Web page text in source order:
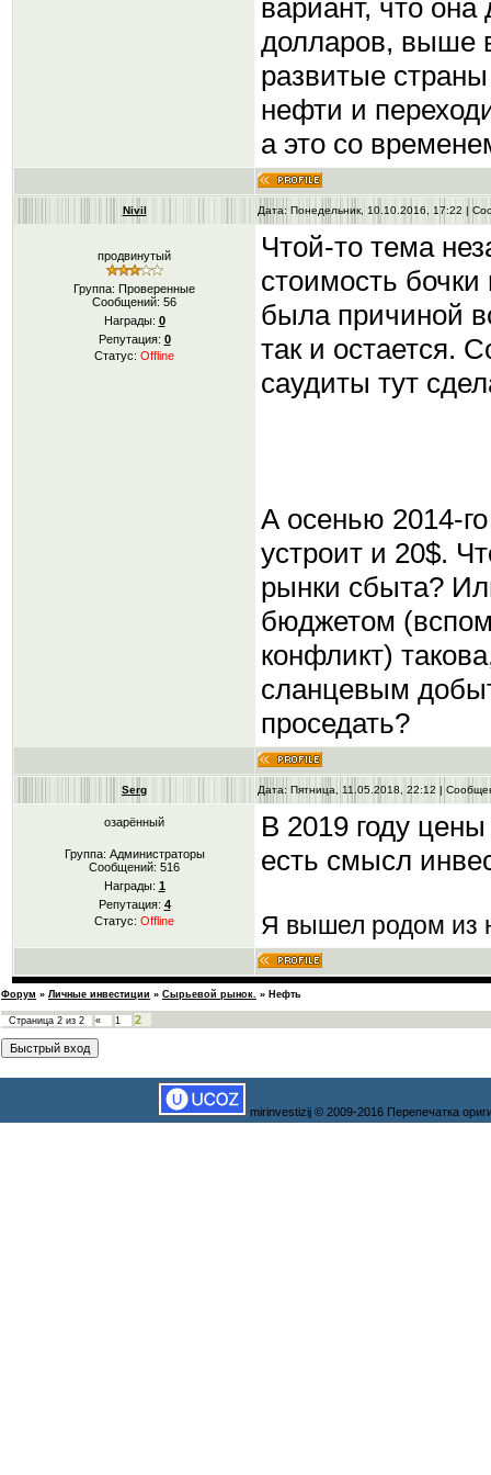
вариант, что она
долларов, выше
развитые
нефти и
а это со
Nivil Дата: Понедельник, 10.10.2016, 17:22 |
продвинутый
Группа: Проверенные
Сообщений: 56
Награды: 0
Репутация: 0
Статус: Offline
Чтой-то тема
стоимость
была причиной
так и остается.
саудиты тут
А осенью 2014-
устроит и 20$.
рынки сбыта?
бюджетом
конфликт)
сланцевым
проседать?
Serg Дата: Пятница, 11.05.2018, 22:12 |
озарённый
Группа: Администраторы
Сообщений: 516
Награды: 1
Репутация: 4
Статус: Offline
В 2019 году
есть смысл
Я вышел родом из
Форум » Личные инвестиции » Сырьевой рынок. » Нефть
Страница 2 из 2 « 1 2
mirinvestizij © 2009-2016 Перепечатка